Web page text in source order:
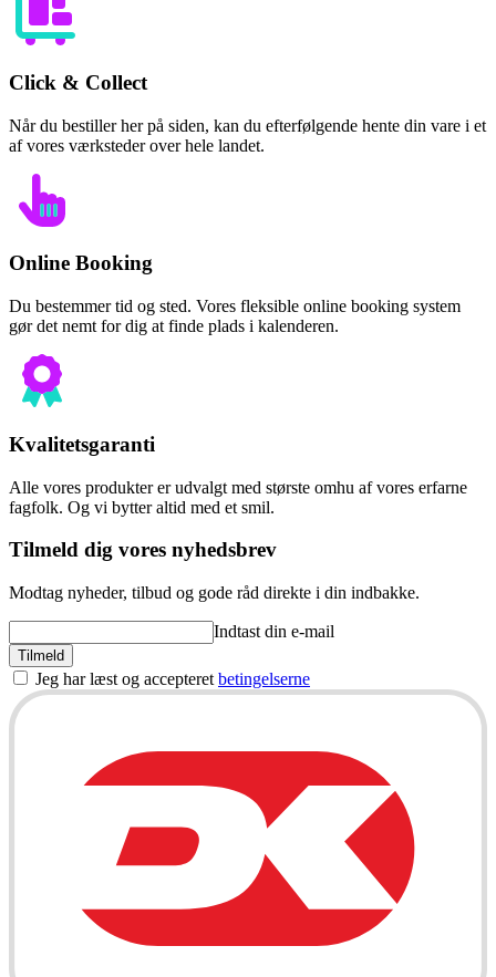
Click & Collect
Når du bestiller her på siden, kan du efterfølgende hente din vare i et
af vores værksteder over hele landet.
Online Booking
Du bestemmer tid og sted. Vores fleksible online booking system
gør det nemt for dig at finde plads i kalenderen.
Kvalitetsgaranti
Alle vores produkter er udvalgt med største omhu af vores erfarne
fagfolk. Og vi bytter altid med et smil.
Tilmeld dig vores nyhedsbrev
Modtag nyheder, tilbud og gode råd direkte i din indbakke.
Indtast din e-mail
Tilmeld
Jeg har læst og accepteret betingelserne